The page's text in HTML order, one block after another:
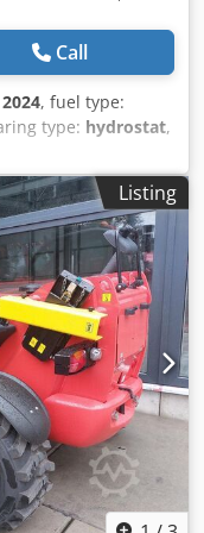
Call
2024, fuel type:
type: hydrostat,
, color:red, Lifting
17.550 m.
weight:
JSM joystick.
the EU only. =
converter Year
kg Lifting
Listing